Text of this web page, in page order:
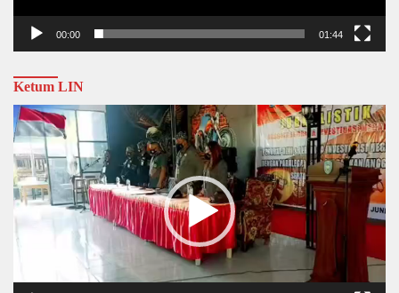
00:00 01:44
Ketum LIN
Video
Player